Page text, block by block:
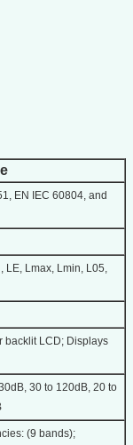
EN IEC 60804, and
LE, Lmax, Lmin, L05,
backlit LCD; Displays
30 to 120dB, 20 to
(9 bands);